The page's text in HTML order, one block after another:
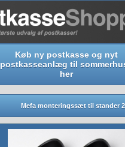
Køb ny postkasse og nyt
postkasseanlæg til
her
Mefa monteringssæt til stander